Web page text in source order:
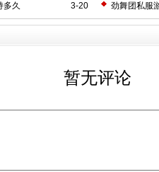
3-20
多久 劲舞团私服
暂无评论